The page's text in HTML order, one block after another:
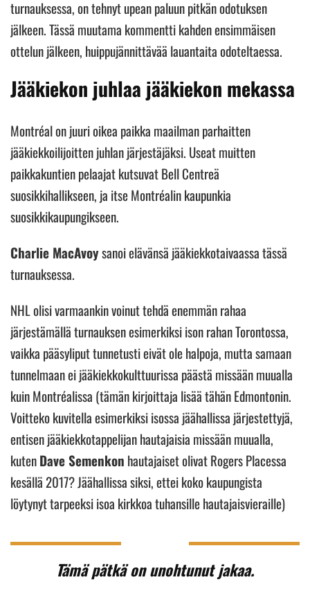
turnauksessa, on tehnyt upean paluun pitkän odotuksen
jälkeen. Tässä muutama kommentti kahden ensimmäisen
ottelun jälkeen, huippujännittävää lauantaita odoteltaessa.
Jääkiekon juhlaa jääkiekon mekassa
Montréal on juuri oikea paikka maailman parhaitten
jääkiekkoilijoitten juhlan järjestäjäksi. Useat muitten
paikkakuntien pelaajat kutsuvat Bell Centreä
suosikkihallikseen, ja itse Montréalin kaupunkia
suosikkikaupungikseen.
Charlie MacAvoysanoi elävänsä jääkiekkotaivaassa tässä
turnauksessa.
NHL olisi varmaankin voinut tehdä enemmän rahaa
järjestämällä turnauksen esimerkiksi ison rahan Torontossa,
vaikka pääsyliput tunnetusti eivät ole halpoja, mutta samaan
tunnelmaan ei jääkiekkokulttuurissa päästä missään muualla
kuin Montréalissa (tämän kirjoittaja lisää tähän Edmontonin.
Voitteko kuvitella esimerkiksi isossa jäähallissa järjestettyjä,
entisen jääkiekkotappelijan hautajaisia missään muualla,
kutenDave Semenkon hautajaiset olivat Rogers Placessa
kesällä 2017? Jäähallissa siksi, ettei koko kaupungista
löytynyt tarpeeksi isoa kirkkoa tuhansille hautajaisvieraille)
Tämä pätkä on unohtunut jakaa.